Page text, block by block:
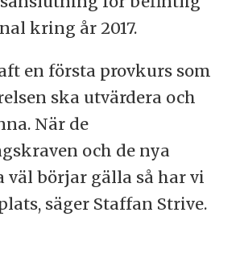
kring år 2017.
en första provkurs som
ska utvärdera och
När de
och de nya
börjar gälla så har vi
säger Staffan Strive.